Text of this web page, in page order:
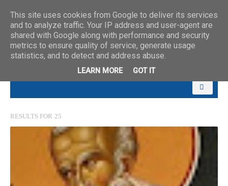
RESULTS FOR 25
This site uses cookies from Google to deliver its services
and to analyze traffic. Your IP address and user-agent are
shared with Google along with performance and security
metrics to ensure quality of service, generate usage
statistics, and to detect and address abuse.
LEARN MORE GOT IT